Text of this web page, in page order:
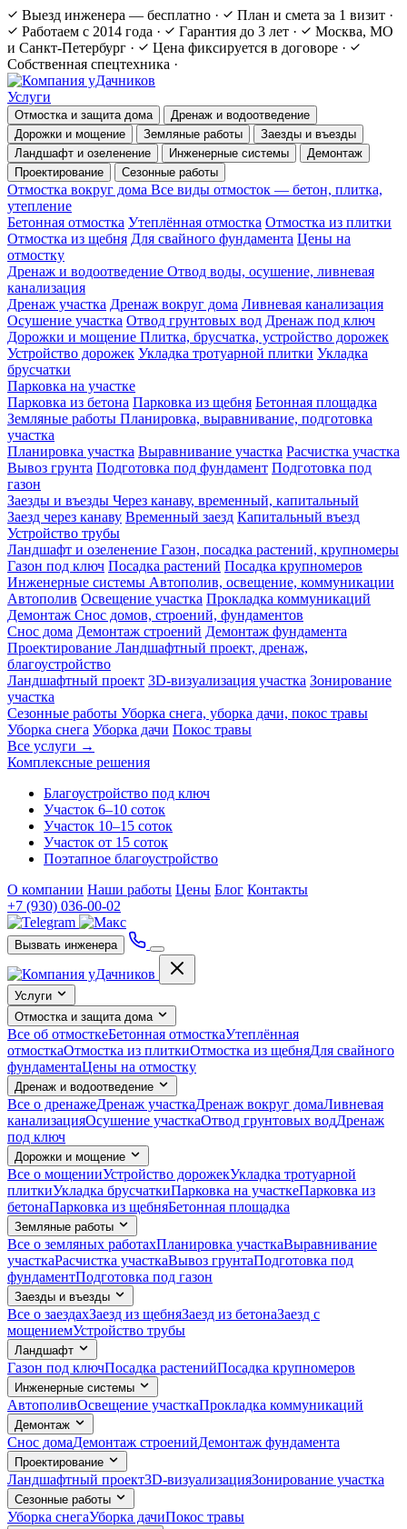
Выезд инженера — бесплатно · План и смета за 1 визит ·
Работаем с 2014 года · Гарантия до 3 лет ·
Москва, МО
и Санкт-Петербург · Цена фиксируется в договоре ·
Собственная спецтехника ·
Услуги
Отмостка и защита дома
Дренаж и водоотведение
Дорожки и мощение
Земляные работы
Заезды и въезды
Ландшафт и озеленение
Инженерные системы
Демонтаж
Проектирование
Сезонные работы
Отмостка вокруг дома Все виды отмосток — бетон, плитка,
утепление
Бетонная отмостка Утеплённая отмостка Отмостка из плитки
Отмостка из щебня Для свайного фундамента Цены на
отмостку
Дренаж и водоотведение Отвод воды, осушение, ливневая
канализация
Дренаж участка Дренаж вокруг дома Ливневая канализация
Осушение участка Отвод грунтовых вод Дренаж под ключ
Дорожки и мощение Плитка, брусчатка, устройство дорожек
Устройство дорожек Укладка тротуарной плитки Укладка
брусчатки
Парковка на участке
Парковка из бетона Парковка из щебня Бетонная площадка
Земляные работы Планировка, выравнивание, подготовка
участка
Планировка участка Выравнивание участка Расчистка участка
Вывоз грунта Подготовка под фундамент Подготовка под
газон
Заезды и въезды Через канаву, временный, капитальный
Заезд через канаву Временный заезд Капитальный въезд
Устройство трубы
Ландшафт и озеленение Газон, посадка растений, крупномеры
Газон под ключ Посадка растений Посадка крупномеров
Инженерные системы Автополив, освещение, коммуникации
Автополив Освещение участка Прокладка коммуникаций
Демонтаж Снос домов, строений, фундаментов
Снос дома Демонтаж строений Демонтаж фундамента
Проектирование Ландшафтный проект, дренаж,
благоустройство
Ландшафтный проект 3D-визуализация участка Зонирование
участка
Сезонные работы Уборка снега, уборка дачи, покос травы
Уборка снега Уборка дачи Покос травы
Все услуги →
Комплексные решения
Благоустройство под ключ
Участок 6–10 соток
Участок 10–15 соток
Участок от 15 соток
Поэтапное благоустройство
О компании Наши работы Цены Блог Контакты
+7 (930) 036-00-02
Вызвать инженера
Услуги
Отмостка и защита дома
Все об отмосткеБетонная отмосткаУтеплённая
отмосткаОтмостка из плиткиОтмостка из щебняДля свайного
фундаментаЦены на отмостку
Дренаж и водоотведение
Все о дренажеДренаж участкаДренаж вокруг домаЛивневая
канализацияОсушение участкаОтвод грунтовых водДренаж
под ключ
Дорожки и мощение
Все о мощенииУстройство дорожекУкладка тротуарной
плиткиУкладка брусчаткиПарковка на участкеПарковка из
бетонаПарковка из щебняБетонная площадка
Земляные работы
Все о земляных работахПланировка участкаВыравнивание
участкаРасчистка участкаВывоз грунтаПодготовка под
фундаментПодготовка под газон
Заезды и въезды
Все о заездахЗаезд из щебняЗаезд из бетонаЗаезд с
мощениемУстройство трубы
Ландшафт
Газон под ключПосадка растенийПосадка крупномеров
Инженерные системы
АвтополивОсвещение участкаПрокладка коммуникаций
Демонтаж
Снос домаДемонтаж строенийДемонтаж фундамента
Проектирование
Ландшафтный проект3D-визуализацияЗонирование участка
Сезонные работы
Уборка снегаУборка дачиПокос травы